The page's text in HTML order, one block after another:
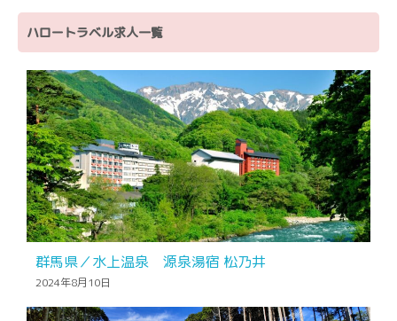
ハロートラベル求人一覧
群馬県／水上温泉 源泉湯宿 松乃井
2024年8月10日